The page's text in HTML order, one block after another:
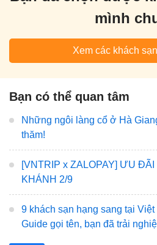
mình
Xem các khách
Bạn có thể quan tâm
Những ngôi làng cổ ở Hà
thăm!
[VNTRIP x ZALOPAY] ƯU
KHÁNH 2/9
9 khách sạn hạng sang tại
Guide gọi tên, bạn đã trải